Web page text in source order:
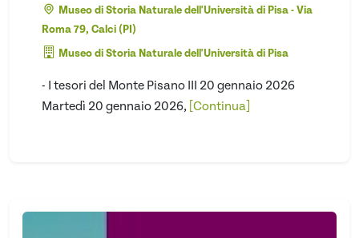
Museo di Storia Naturale dell'Università di Pisa - Via
Roma 79, Calci (PI)
Museo di Storia Naturale dell'Università di Pisa
- I tesori del Monte Pisano III 20 gennaio 2026
Martedì 20 gennaio 2026, [Continua]